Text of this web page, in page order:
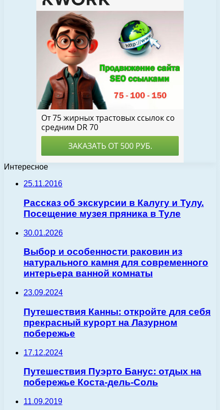
Интересное
25.11.2016
Рассказ об экскурсии в Калугу и Тулу.
Посещение музея пряника в Туле
30.01.2026
Выбор и особенности раковин из
натурального камня для современного
интерьера ванной комнаты
23.09.2024
Путешествия Канны: откройте для себя
прекрасный курорт на Лазурном
побережье
17.12.2024
Путешествия Пуэрто Банус: отдых на
побережье Коста-дель-Соль
11.09.2019